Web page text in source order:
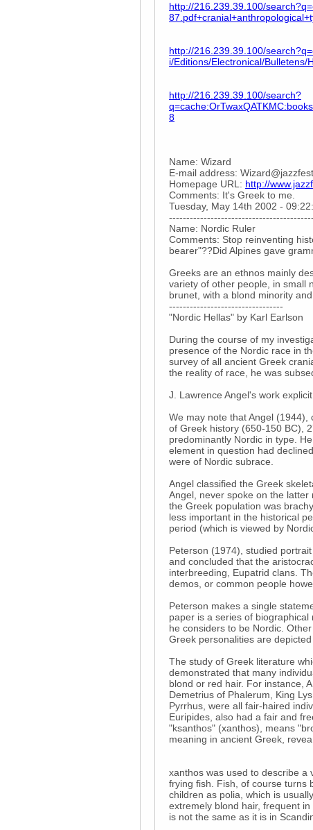
http://216.239.39.100/
http://216.239.39.100/
i/Editions/Electronical/
http://216.239.39.100/search?
8
Name: Wizard
E-mail address:
Homepage URL: http://
Comments: It's Greek to me.
Tuesday, May 14th 2002 -
Name: Nordic Ruler
Comments: Stop reinventing
bearer"??Did Alpines gave
Greeks are an ethnos mainly
variety of other people, in small
brunet, with a blond minority
---------------------------------
"Nordic Hellas" by Karl Earlson
During the course of my
presence of the Nordic race in
survey of all ancient Greek
the reality of race, he was
J. Lawrence Angel's work
We may note that Angel
of Greek history (650-150 BC),
predominantly Nordic in type.
element in question had
were of Nordic subrace.
Angel classified the Greek
Angel, never spoke on the
the Greek population was
less important in the historical
period (which is viewed by
Peterson (1974), studied
and concluded that the
interbreeding, Eupatrid clans.
demos, or common people
Peterson makes a single
paper is a series of
he considers to be Nordic.
Greek personalities are
The study of Greek literature
demonstrated that many
blond or red hair. For instance,
Demetrius of Phalerum, King
Pyrrhus, were all fair-haired
Euripides, also had a fair and
"ksanthos" (xanthos), means
meaning in ancient Greek,
xanthos was used to describe a
frying fish. Fish, of course turns
children as polia, which is
extremely blond hair, frequent
is not the same as it is in